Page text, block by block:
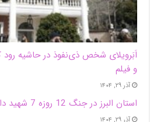
اَبَر‌ویلای شخص ذی‌نفوذ در حاشیه‌
و فیلم
آذر ۲۹, ۱۴۰۴
استان البرز در جنگ 12 روزه 7 شهید دانشجو تقدیم انقلاب کرد
آذر ۲۹, ۱۴۰۴